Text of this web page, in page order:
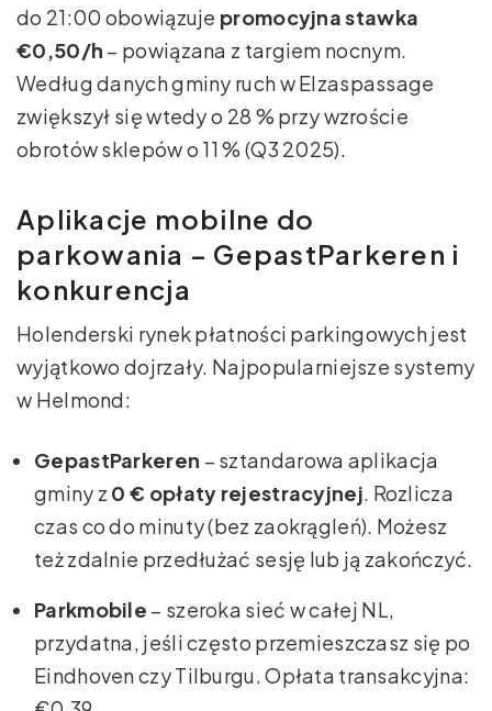
do 21:00 obowiązuje promocyjna stawka
€0,50/h – powiązana z targiem nocnym.
Według danych gminy ruch w Elzaspassage
zwiększył się wtedy o 28 % przy wzroście
obrotów sklepów o 11 % (Q3 2025).
Aplikacje mobilne do
parkowania – GepastParkeren i
konkurencja
Holenderski rynek płatności parkingowych jest
wyjątkowo dojrzały. Najpopularniejsze systemy
w Helmond:
GepastParkeren – sztandarowa aplikacja
gminy z 0 € opłaty rejestracyjnej. Rozlicza
czas co do minuty (bez zaokrągleń). Możesz
też zdalnie przedłużać sesję lub ją zakończyć.
Parkmobile – szeroka sieć w całej NL,
przydatna, jeśli często przemieszczasz się po
Eindhoven czy Tilburgu. Opłata transakcyjna: